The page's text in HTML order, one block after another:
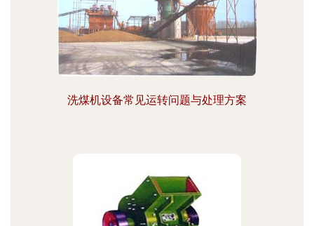
洗煤机设备常见运转问题与处理方案